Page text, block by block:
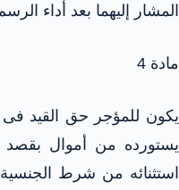
المشار إليهما بعد أداء
مادة 4
يكون للمؤجر حق القيد
يستورده من أموال بقصد
استثنائه من شرط